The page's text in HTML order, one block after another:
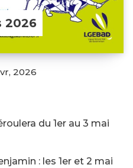
2026
2026
du 1er au 3 mai
: les 1er et 2 mai